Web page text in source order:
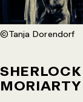
©Tanja Dorendorf
MORIARTY